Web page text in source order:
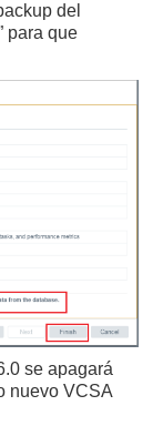
del
para que
se apagará
nuevo VCSA